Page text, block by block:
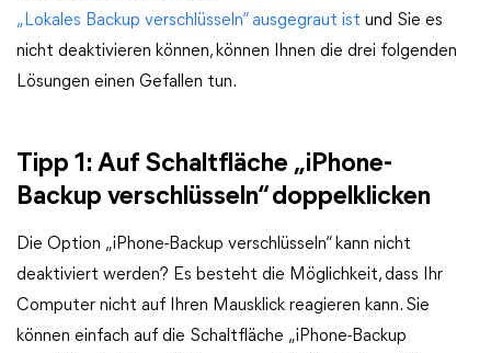
„Lokales Backup verschlüsseln“ ausgegraut ist und Sie es
nicht deaktivieren können, können Ihnen die drei folgenden
Lösungen einen Gefallen tun.
Tipp 1: Auf Schaltfläche „iPhone-
Backup verschlüsseln“ doppelklicken
Die Option „iPhone-Backup verschlüsseln“ kann nicht
deaktiviert werden? Es besteht die Möglichkeit, dass Ihr
Computer nicht auf Ihren Mausklick reagieren kann. Sie
können einfach auf die Schaltfläche „iPhone-Backup